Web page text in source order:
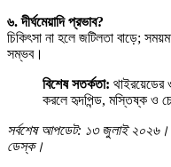
৬. দীর্ঘমেয়াদি প্রভাব?
চিকিৎসা না হলে জটিলতা বাড়ে;
সম্ভব।
বিশেষ সতর্কতা:
করলে হৃদপিন্ড, মস্তিষ্ক ও
সর্বশেষ আপডেট: ১৩ জুলাই ২০২৬।
ডেস্ক।